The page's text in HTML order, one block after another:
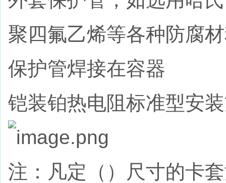
聚四氟乙烯等各种防腐
保护管焊接在容器
铠装铂热电阻标准型安
注：凡定（）尺寸的卡